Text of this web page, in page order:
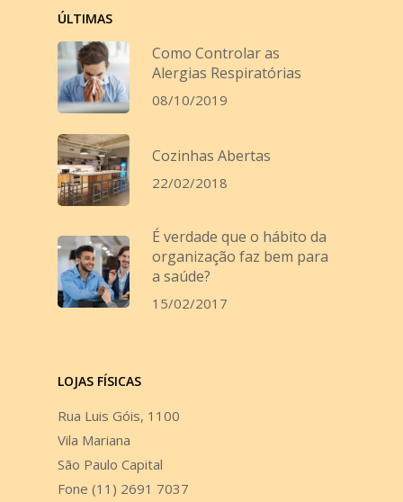
ÚLTIMAS
Como Controlar as
Alergias Respiratórias
08/10/2019
Cozinhas Abertas
22/02/2018
É verdade que o hábito da
organização faz bem para
a saúde?
15/02/2017
LOJAS FÍSICAS
Rua Luis Góis, 1100
Vila Mariana
São Paulo Capital
Fone (11) 2691 7037